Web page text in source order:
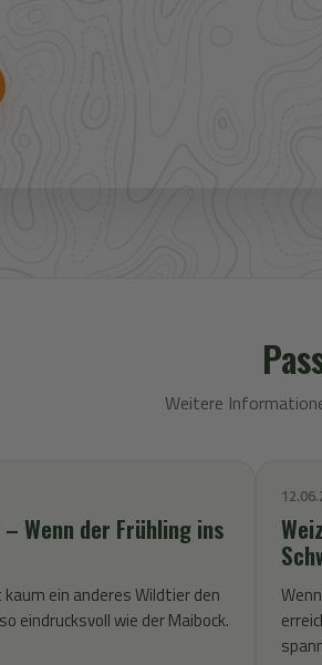
Weitere
Wenn der Frühling ins
kaum ein anderes Wildtier den
eindrucksvoll wie der Maibock.